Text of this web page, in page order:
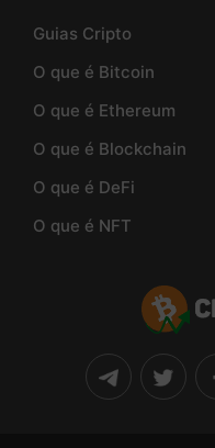
Guias Cripto
O que é Bitcoin
O que é Ethereum
O que é Blockchain
O que é DeFi
O que é NFT